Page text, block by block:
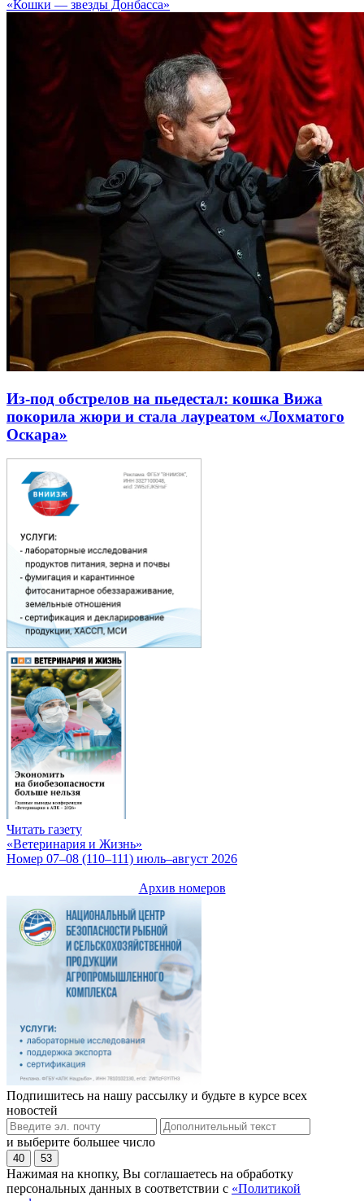
«Кошки — звезды Донбасса»
Из-под обстрелов на пьедестал: кошка Вижа
покорила жюри и стала лауреатом «Лохматого
Оскара»
Читать газету
«Ветеринария и Жизнь»
Номер 07–08 (110–111) июль–август 2026
Архив номеров
Подпишитесь на нашу рассылку и будьте в курсе всех
новостей
и выберите большее число
40 53
Нажимая на кнопку, Вы соглашаетесь на обработку
персональных данных в соответствии с «Политикой